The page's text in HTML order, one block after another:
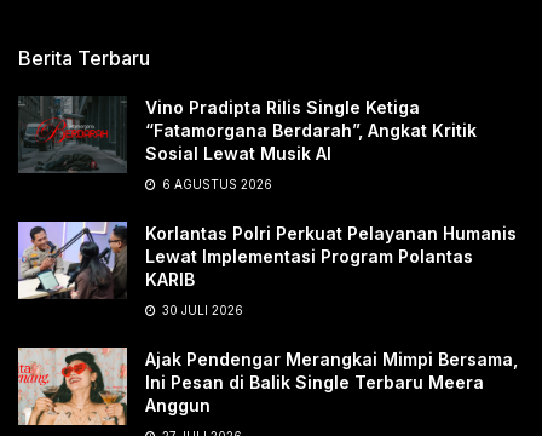
Berita Terbaru
Vino Pradipta Rilis Single Ketiga
“Fatamorgana Berdarah”, Angkat Kritik
Sosial Lewat Musik AI
6 AGUSTUS 2026
Korlantas Polri Perkuat Pelayanan Humanis
Lewat Implementasi Program Polantas
KARIB
30 JULI 2026
Ajak Pendengar Merangkai Mimpi Bersama,
Ini Pesan di Balik Single Terbaru Meera
Anggun